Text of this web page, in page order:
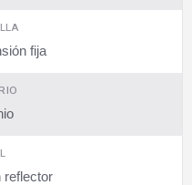
fija
reflector